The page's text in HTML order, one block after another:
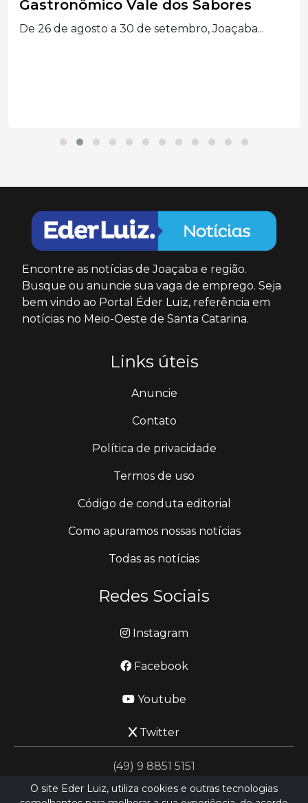
A ponte do Alague, que liga Erval Velho à...
Encontre as notícias de Joaçaba e região.
Busque ou anuncie sua vaga de emprego. Seja
bem vindo ao Portal Éder Luiz, referência em
notícias no Meio-Oeste de Santa Catarina.
Links úteis
Anuncie
Contato
Política de privacidade
Termos de uso
Código de conduta editorial
Como apuramos nossas notícias
Todas as notícias
Redes Sociais
Instagram
Facebook
Youtube
Twitter
(49) 9 8851 5151
O site Eder Luiz, utiliza cookies e outras tecnologias